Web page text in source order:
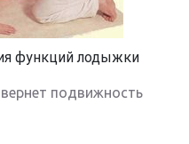
функций лодыжки
подвижность